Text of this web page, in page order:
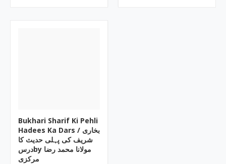
Bukhari Sharif Ki Pehli
Hadees Ka Dars / بخاری
شریف کی پہلی حدیث کا
درسby مولانا محمد رضا
مرکزی